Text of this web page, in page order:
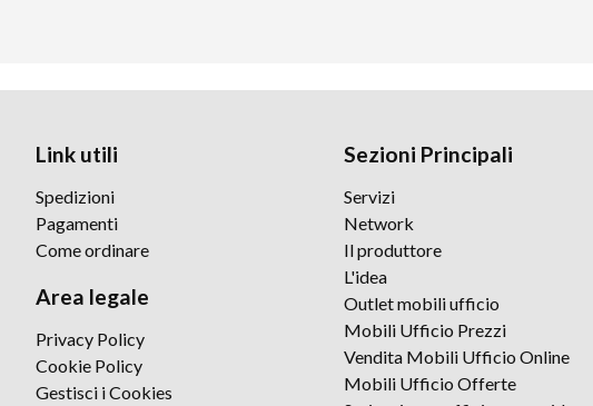
Link utili
Spedizioni
Pagamenti
Come ordinare
Area legale
Privacy Policy
Cookie Policy
Gestisci i Cookies
Sezioni Principali
Servizi
Network
Il produttore
L'idea
Outlet mobili ufficio
Mobili Ufficio Prezzi
Vendita Mobili Ufficio Online
Mobili Ufficio Offerte